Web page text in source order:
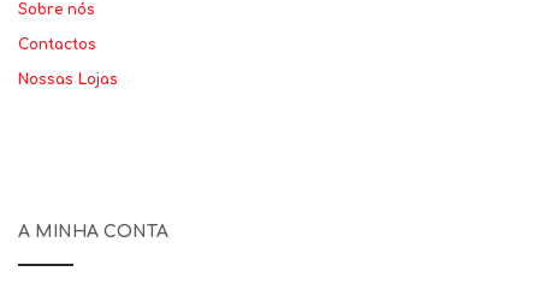
Sobre nós
Contactos
Nossas Lojas
A MINHA CONTA